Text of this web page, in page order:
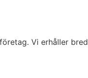
Vi erhåller